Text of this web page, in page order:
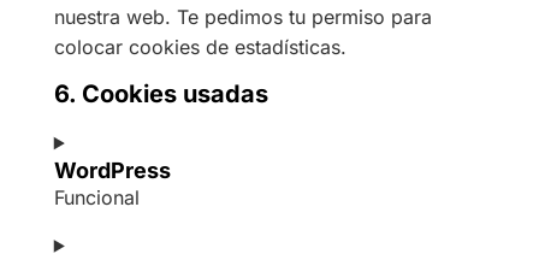
nuestra web. Te pedimos tu permiso para
colocar cookies de estadísticas.
6. Cookies usadas
WordPress
Funcional